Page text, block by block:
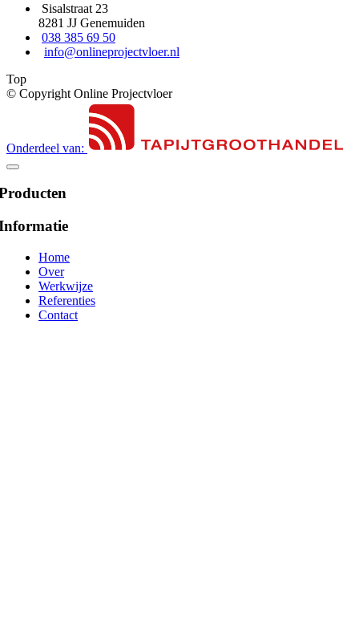
Sisalstraat 23
8281 JJ Genemuiden
038 385 69 50
info@onlineprojectvloer.nl
Top
© Copyright Online Projectvloer
Onderdeel van:
Home
Over
Werkwijze
Referenties
Contact